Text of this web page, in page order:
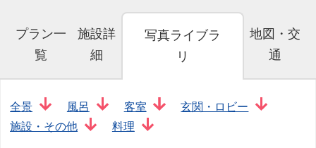
プラン一
覧
施設詳
細
写真ライブラ
リ
地図・交
通
全景 風呂 客室
玄関・ロビー
施設・その他
料理